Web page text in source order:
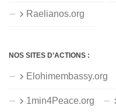
Raelianos.org
NOS SITES D’ACTIONS :
Elohimembassy.org
1min4Peace.org